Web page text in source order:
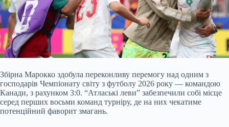
Збірна Марокко здобула переконливу перемогу над одним з
господарів Чемпіонату світу з футболу 2026 року — командою
Канади, з рахунком 3:0. “Атлаські леви” забезпечили собі місце
серед перших восьми команд турніру, де на них чекатиме
потенційний фаворит змагань.